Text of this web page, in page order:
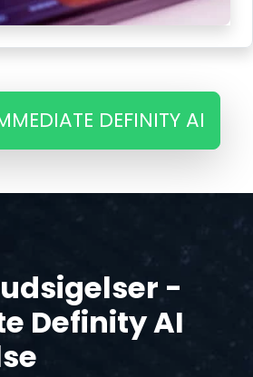
DEFINITY AI
-
Definity AI